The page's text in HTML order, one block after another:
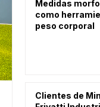
Medidas
Medidas
como
peso corporal
Clientes de